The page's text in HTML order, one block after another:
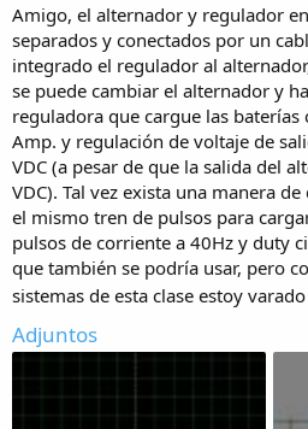
Amigo, el alternador y regulador
separados y conectados por un
integrado el regulador al
se puede cambiar el alternador y
reguladora que cargue las
Amp. y regulación de voltaje de
VDC (a pesar de que la salida del
VDC). Tal vez exista una manera
el mismo tren de pulsos para
pulsos de corriente a 40Hz y duty
que también se podría usar, pero
sistemas de esta clase estoy varado
Adjuntos